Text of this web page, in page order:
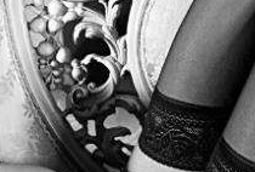
| Bauzeichner &
| Kreative